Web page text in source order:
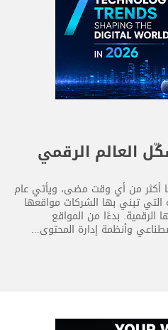
العالم الرقمي
أكثر من أي وقت مضى، ويأتي عام
التي تبني بها الشركات مواقعها
الرقمية. بدءًا من المواقع
وأنظمة إدارة المحتوى...